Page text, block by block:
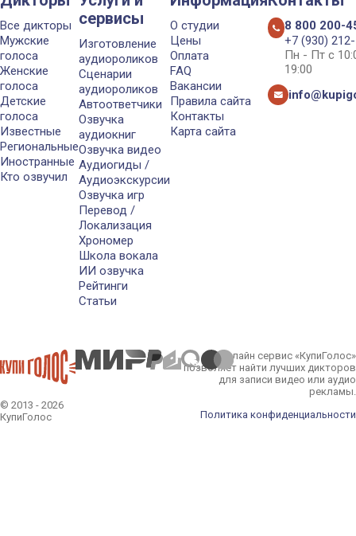
Все дикторы
Мужские
голоса
Женские
голоса
Детские
голоса
Известные
Региональные
Иностранные
Кто озвучил
сервисы
Изготовление
аудиороликов
Сценарии
аудиороликов
Автоответчики
Озвучка
аудиокниг
Озвучка видео
Аудиогиды /
Аудиоэкскурсии
Озвучка игр
Перевод /
Локализация
Хрономер
Школа вокала
ИИ озвучка
Рейтинги
Статьи
О студии
Цены
Оплата
FAQ
Вакансии
Правила сайта
Контакты
Карта сайта
8 800 200-
+7 (930)
Пн - Пт с
19:00
© 2013 - 2026
КупиГолос
Онлайн сервис «КупиГолос»
позволяет найти лучших дикторов
для записи видео или аудио
рекламы.
Политика конфиденциальности